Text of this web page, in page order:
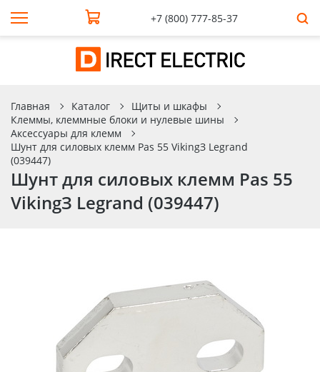
+7 (800) 777-85-37
Главная Каталог
Щиты и шкафы
Клеммы, клеммные блоки и нулевые шины
Аксессуары для клемм
Шунт для силовых клемм Pas 55 VikingЗ Legrand
(039447)
Шунт для силовых клемм Pas 55
VikingЗ Legrand (039447)